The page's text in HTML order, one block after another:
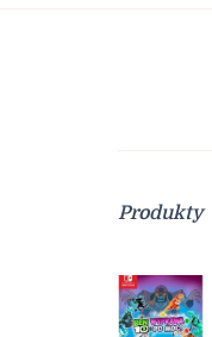
Produkty